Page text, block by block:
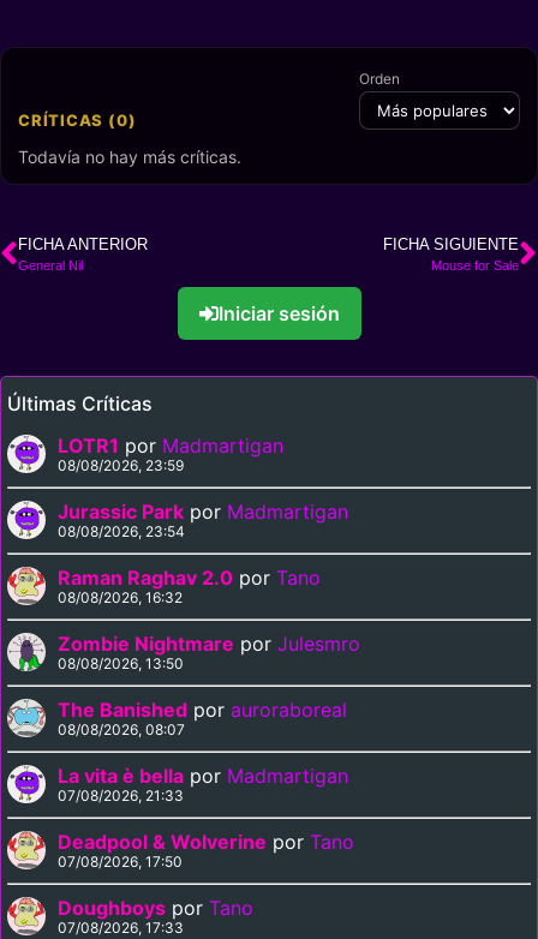
CRÍTICAS (0)
Orden
Todavía no hay más críticas.
FICHA ANTERIOR
General Nil
FICHA SIGUIENTE
Mouse for Sale
Iniciar sesión
Últimas Críticas
LOTR1 por Madmartigan
08/08/2026, 23:59
Jurassic Park por Madmartigan
08/08/2026, 23:54
Raman Raghav 2.0 por Tano
08/08/2026, 16:32
Zombie Nightmare por Julesmro
08/08/2026, 13:50
The Banished por auroraboreal
08/08/2026, 08:07
La vita è bella por Madmartigan
07/08/2026, 21:33
Deadpool & Wolverine por Tano
07/08/2026, 17:50
Doughboys por Tano
07/08/2026, 17:33